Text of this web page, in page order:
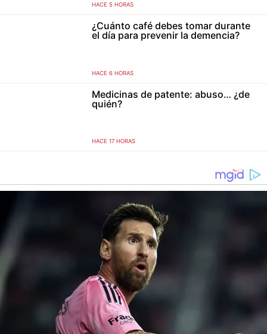
HACE 5 HORAS
¿Cuánto café debes tomar durante
el día para prevenir la demencia?
HACE 6 HORAS
Medicinas de patente: abuso… ¿de
quién?
HACE 17 HORAS